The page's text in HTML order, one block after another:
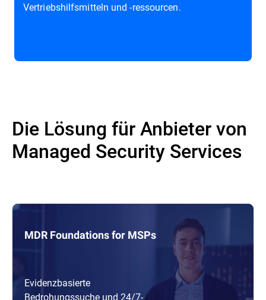
Vertriebshilfsmitteln und -ressourcen.
Die Lösung für Anbieter von
Managed Security Services
MDR Foundations for MSPs
Evidenzbasierte
Bedrohungssuche und 24/7-